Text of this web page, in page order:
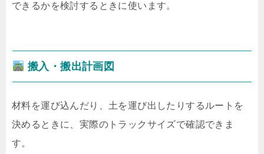
できるかを検討するときに使います。
搬入・搬出計画図
材料を運び込んだり、土を運び出したりするルートを
決めるときに、実際のトラックサイズで確認できま
す。